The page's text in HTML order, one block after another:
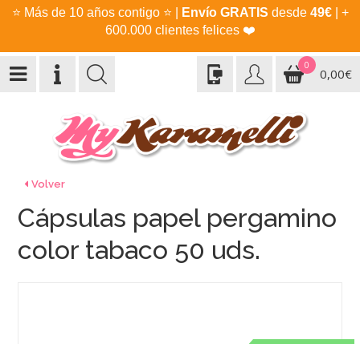
⭐ Más de 10 años contigo ⭐ Envío GRATIS desde 49€| +
600.000 clientes felices ❤️
0
0,00€
Volver
Cápsulas papel pergamino
color tabaco 50 uds.